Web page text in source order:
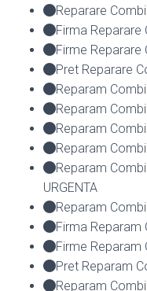
Reparare
Firma Reparare
Firme Reparare
Pret Reparare
Reparam
Reparam
Reparam
Reparam
Reparam
URGENTA
Reparam
Firma Reparam
Firme Reparam
Pret Reparam
Reparam